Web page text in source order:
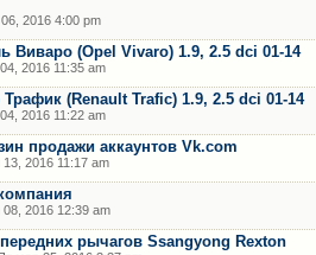
2016 4:00 pm
Виваро (Opel Vivaro) 1.9, 2.5 dci 01-14
2016 11:35 am
(Renault Trafic) 1.9, 2.5 dci 01-14
2016 11:22 am
продажи аккаунтов Vk.com
13, 2016 11:17 am
08, 2016 12:39 am
рычагов Ssangyong Rexton